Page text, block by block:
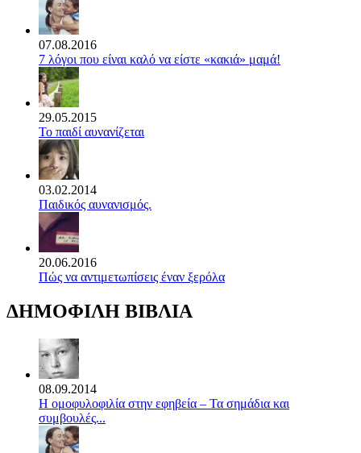
07.08.2016
7 λόγοι που είναι καλό να είστε «κακιά» μαμά!
29.05.2015
Το παιδί αυνανίζεται
03.02.2014
Παιδικός αυνανισμός.
20.06.2016
Πώς να αντιμετωπίσεις έναν ξερόλα
ΔΗΜΟΦΙΛΗ ΒΙΒΛΙΑ
08.09.2014
Η ομοφυλοφιλία στην εφηβεία – Τα σημάδια και
συμβουλές...